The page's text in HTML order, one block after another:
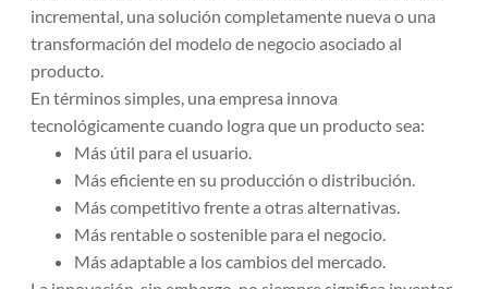
incremental, una solución completamente nueva o una
transformación del modelo de negocio asociado al
producto.
En términos simples, una empresa innova
tecnológicamente cuando logra que un producto sea:
Más útil para el usuario.
Más eficiente en su producción o distribución.
Más competitivo frente a otras alternativas.
Más rentable o sostenible para el negocio.
Más adaptable a los cambios del mercado.